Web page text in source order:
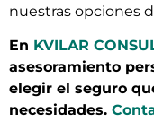
nuestras opciones
En KVILAR
asesoramiento
elegir el seguro
necesidades.